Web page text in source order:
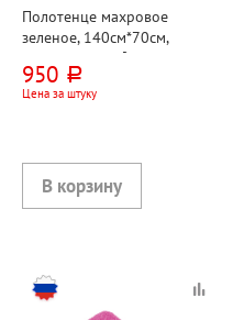
Полотенце махровое
зеленое, 140см*70см,
хлопок, 380г⁄м²,
УЗБЕКИСТАН
950 руб.
Цена за штуку